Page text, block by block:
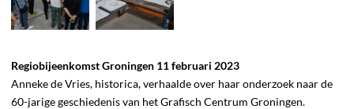
Regiobijeenkomst Groningen 11 februari 2023
Anneke de Vries, historica, verhaalde over haar onderzoek naar de
60-jarige geschiedenis van het Grafisch Centrum Groningen.